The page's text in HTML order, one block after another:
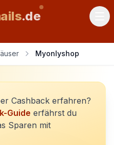
.de
Myonlyshop
Cashback erfahren?
Guide erfährst du
Sparen mit